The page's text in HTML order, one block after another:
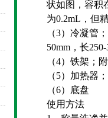
状如图，容积
为0.2mL，但
（3）冷凝管
50mm，长
（4）铁架；
（5）加热器
（6）底盘
使用方法